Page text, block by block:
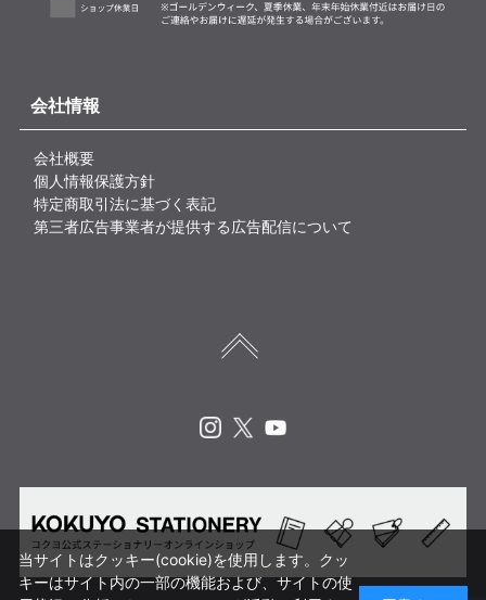
会社情報
会社概要
個人情報保護方針
特定商取引法に基づく表記
第三者広告事業者が提供する広告配信について
当サイトはクッキー(cookie)を使用します。クッ
キーはサイト内の一部の機能および、サイトの使